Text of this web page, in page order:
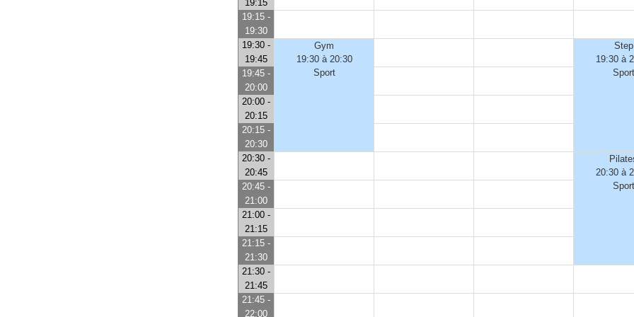
19:15
19:15 -
19:30
19:30 -
19:45
Gym
19:30 à 20:30
Sport
Step
19:30 à
Sport
19:45 -
20:00
20:00 -
20:15
20:15 -
20:30
20:30 -
20:45
20:30 à
Sport
20:45 -
21:00
21:00 -
21:15
21:15 -
21:30
21:30 -
21:45
21:45 -
22:00